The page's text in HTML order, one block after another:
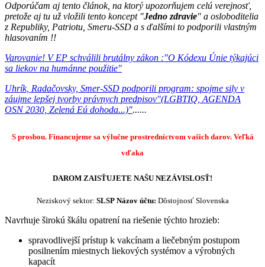
Odporúčam aj tento článok, na ktorý upozorňujem celú verejnosť,
pretože aj tu už vložili tento koncept "Jedno zdravie" a osloboditelia
z Republiky, Patriotu, Smeru-SSD a s ďalšími to podporili vlastným
hlasovaním !!
Varovanie! V EP schválili brutálny zákon :"O Kódexu Únie týkajúci
sa liekov na humánne použitie"
Uhrík, Radačovsky, Smer-SSD podporili program: spojme sily v
záujme lepšej tvorby právnych predpisov"(LGBTIQ, AGENDA
OSN 2030, Zelená Eú dohoda...)"......
S prosbou. Financujeme sa výlučne prostredníctvom vašich darov. Veľká
vďaka
DAROM ZAISŤUJETE NAŠU NEZÁVISLOSŤ!
Neziskový sektor: SLSP Názov účtu: Dôstojnosť Slovenska
Navrhuje širokú škálu opatrení na riešenie týchto hrozieb:
spravodlivejší prístup k vakcínam a liečebným postupom
posilnením miestnych liekových systémov a výrobných
kapacít